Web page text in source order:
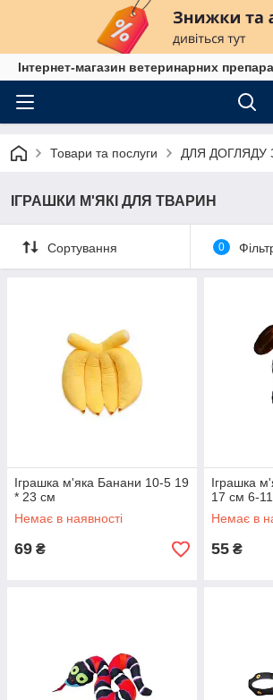
Інтернет-магазин ветеринарних
Товари та послуги ДЛЯ ДОГЛЯДУ
ІГРАШКИ М'ЯКІ ДЛЯ ТВАРИН
Сортування 0
Іграшка м'яка Банани 10-5 19
* 23 см
Немає в наявності
69 ₴
Іграшка
17 см 6-11
Немає в
55 ₴